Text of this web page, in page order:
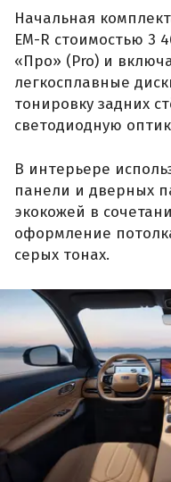
Начальная
EM-R стоимостью 3
«Про» (Pro) и
легкосплавные
тонировку задних
светодиодную
В интерьере
панели и дверных
экокожей в
оформление
серых тонах.